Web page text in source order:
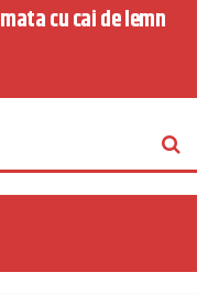
cu cai de lemn